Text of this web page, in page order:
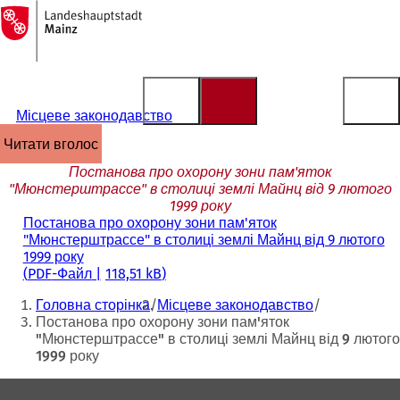
Перейти до змісту
На
головну
сторінку
Місцеве законодавство
читати вголос
Постанова про охорону зони пам'яток
"Мюнстерштрассе" в столиці землі Майнц від 9 лютого
1999 року
Постанова про охорону зони пам'яток
"Мюнстерштрассе" в столиці землі Майнц від 9 лютого
1999 року
PDF-Файл 118,51 kB
Ти
тут:
Головна сторінка Місцеве законодавство
Постанова про охорону зони пам'яток
"Мюнстерштрассе" в столиці землі Майнц від 9 лютого
1999 року